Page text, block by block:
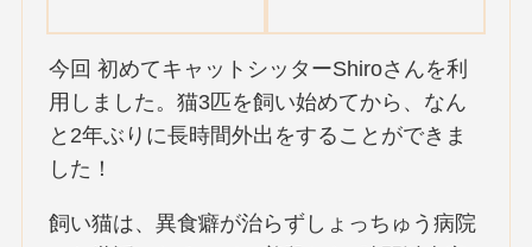
今回 初めてキャットシッターShiroさんを利
用しました。猫3匹を飼い始めてから、なん
と2年ぶりに長時間外出をすることができま
した！
飼い猫は、異食癖が治らずしょっちゅう病院